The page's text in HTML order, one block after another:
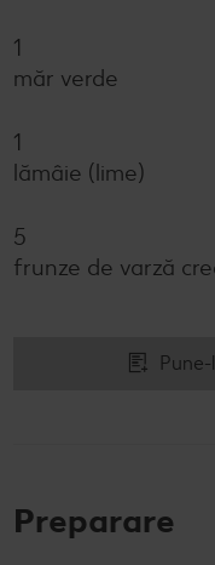
1
măr verde
1
lămâie (lime)
5
frunze de varză
Preparare